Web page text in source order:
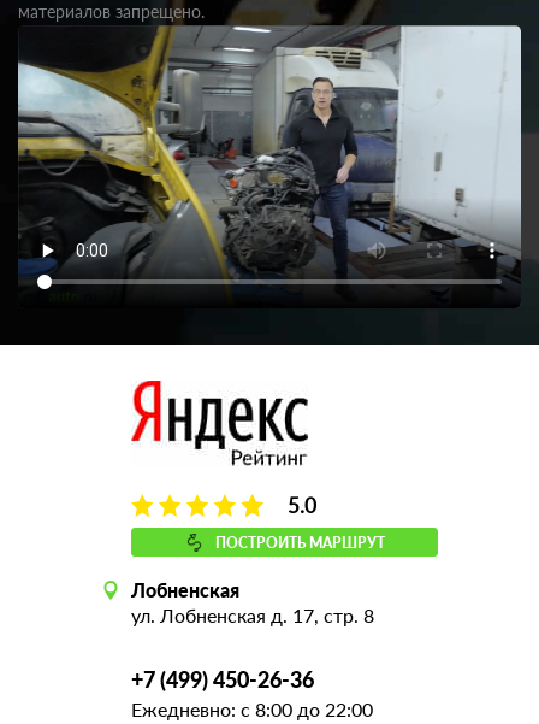
материалов запрещено.
5.0
ПОСТРОИТЬ МАРШРУТ
Лобненская
ул. Лобненская д. 17, стр. 8
+7 (499) 450-26-36
Ежедневно: с 8:00 до 22:00